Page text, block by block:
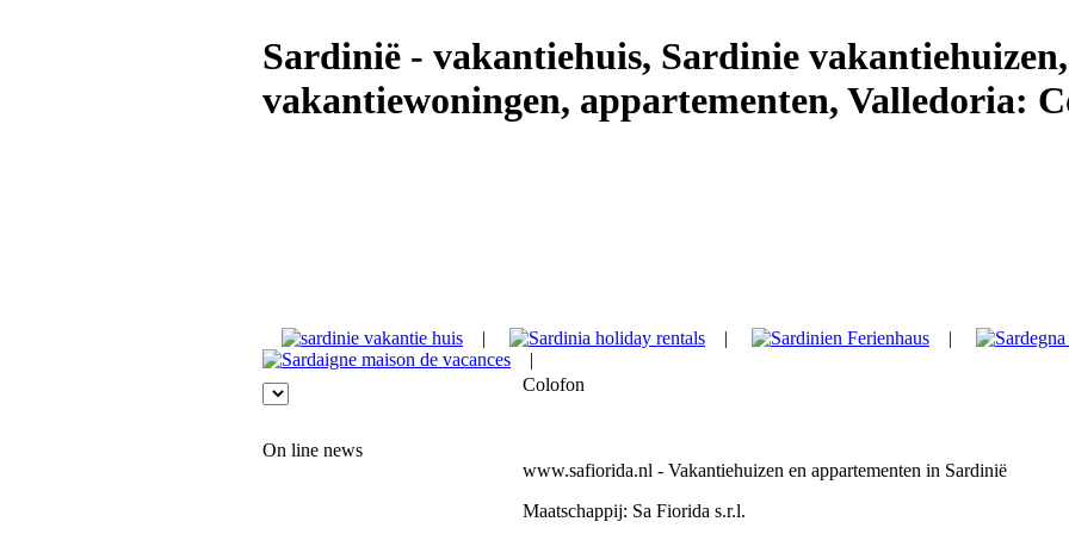
Sardinië - vakantiehuis, Sardinie vakantiehuizen,
vakantiewoningen, appartementen, Valledoria:
| | |
|
On line news
Colofon
www.safiorida.nl - Vakantiehuizen en appartementen in Sardinië
Maatschappij: Sa Fiorida s.r.l.